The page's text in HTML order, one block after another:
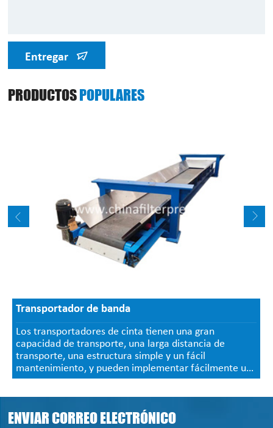
Entregar
PRODUCTOSPOPULARES
Transportador de banda
Los transportadores de cinta tienen una gran
capacidad de transporte, una larga distancia de
transporte, una estructura simple y un fácil
mantenimiento, y pueden implementar fácilmente un
control programado y una operación automatizada.
ENVIAR CORREO ELECTRÓNICO